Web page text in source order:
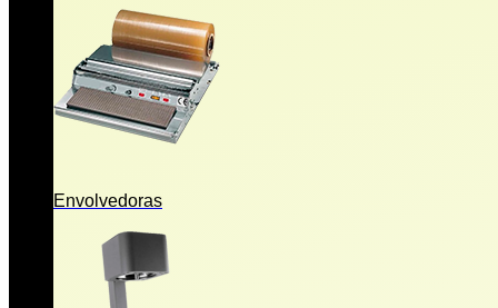
Envolvedoras